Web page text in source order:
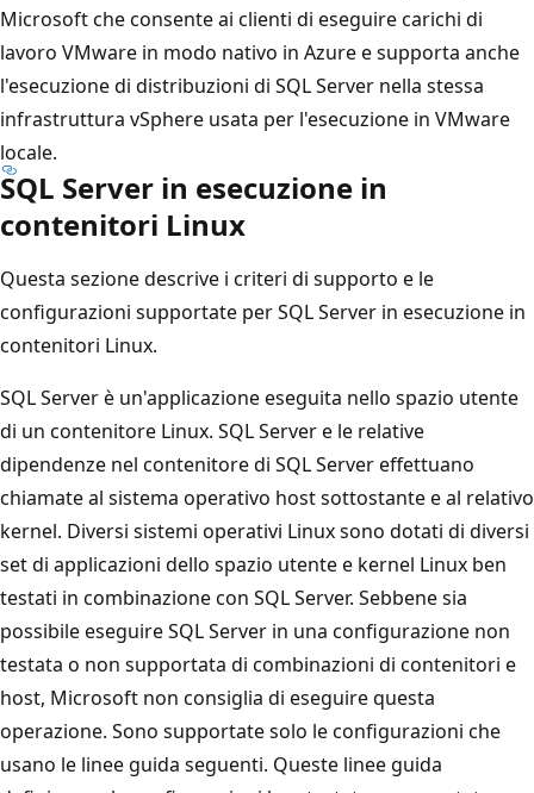
Microsoft che consente ai clienti di eseguire carichi di
lavoro VMware in modo nativo in Azure e supporta anche
l'esecuzione di distribuzioni di SQL Server nella stessa
infrastruttura vSphere usata per l'esecuzione in VMware
locale.
SQL Server in esecuzione in
contenitori Linux
Questa sezione descrive i criteri di supporto e le
configurazioni supportate per SQL Server in esecuzione in
contenitori Linux.
SQL Server è un'applicazione eseguita nello spazio utente
di un contenitore Linux. SQL Server e le relative
dipendenze nel contenitore di SQL Server effettuano
chiamate al sistema operativo host sottostante e al relativo
kernel. Diversi sistemi operativi Linux sono dotati di diversi
set di applicazioni dello spazio utente e kernel Linux ben
testati in combinazione con SQL Server. Sebbene sia
possibile eseguire SQL Server in una configurazione non
testata o non supportata di combinazioni di contenitori e
host, Microsoft non consiglia di eseguire questa
operazione. Sono supportate solo le configurazioni che
usano le linee guida seguenti. Queste linee guida